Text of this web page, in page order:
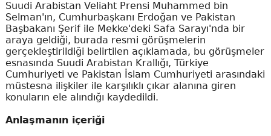
Suudi Arabistan Veliaht Prensi Muhammed bin
Selman'ın, Cumhurbaşkanı Erdoğan ve Pakistan
Başbakanı Şerif ile Mekke'deki Safa Sarayı'nda bir
araya geldiği, burada resmi görüşmelerin
gerçekleştirildiği belirtilen açıklamada, bu görüşmeler
esnasında Suudi Arabistan Krallığı, Türkiye
Cumhuriyeti ve Pakistan İslam Cumhuriyeti arasındaki
müstesna ilişkiler ile karşılıklı çıkar alanına giren
konuların ele alındığı kaydedildi.
Anlaşmanın içeriği